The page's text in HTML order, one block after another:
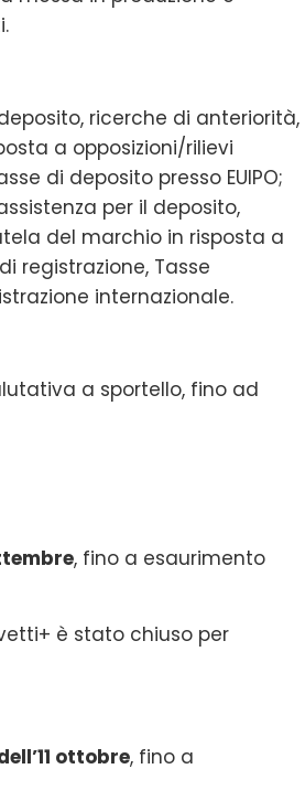
ricerche di anteriorità,
a opposizioni/rilievi
di deposito presso EUIPO;
per il deposito,
del marchio in risposta a
registrazione, Tasse
internazionale.
a sportello, fino ad
, fino a esaurimento
è stato chiuso per
ottobre, fino a